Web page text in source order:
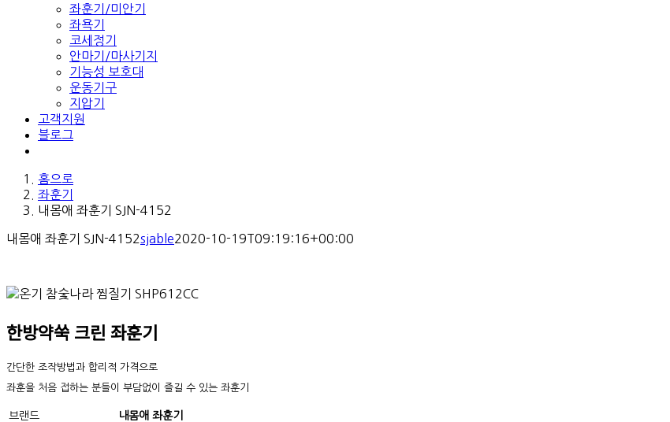
좌훈기/미안기
좌욕기
코세정기
안마기/마사기지
기능성 보호대
운동기구
지압기
고객지원
블로그
홈으로
좌훈기
내몸애 좌훈기 SJN-4152
내몸애 좌훈기 SJN-4152sjable2020-10-19T09:19:16+00:00
한방약쑥 크린 좌훈기
간단한 조작방법과 합리적 가격으로
좌훈을 처음 접하는 분들이 부담없이 즐길 수 있는 좌훈기
브랜드
내몸애 좌훈기